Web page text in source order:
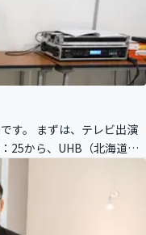
す。 まずは、テレビ出演
25から、UHB（北海道文
む）』にラル